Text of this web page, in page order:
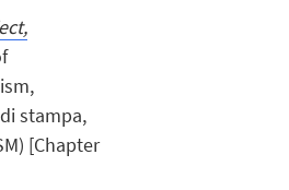
stampa,
[Chapter